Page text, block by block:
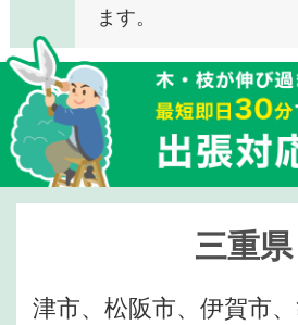
ます。
三重県
津市、松阪市、伊賀市